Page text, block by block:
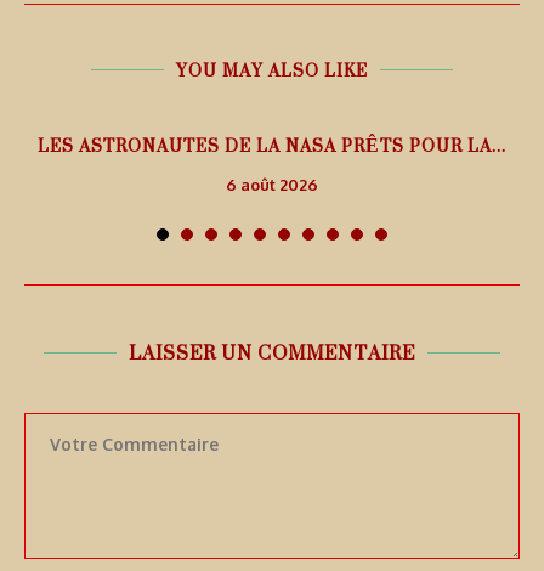
YOU MAY ALSO LIKE
LES ASTRONAUTES DE LA NASA PRÊTS POUR LA...
6 août 2026
LAISSER UN COMMENTAIRE